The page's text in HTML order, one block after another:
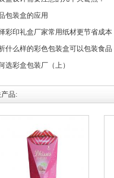
包装盒的应用
彩印礼盒厂家常用纸材更节省成本
什么样的彩色包装盒可以包装食品
选彩盒包装厂（上）
品: